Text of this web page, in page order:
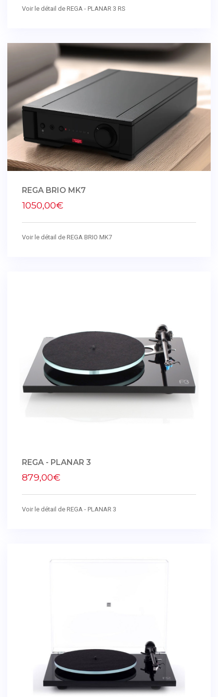
Voir le détail de REGA - PLANAR 3 RS
REGA BRIO MK7
1050,00€
Voir le détail de REGA BRIO MK7
REGA - PLANAR 3
879,00€
Voir le détail de REGA - PLANAR 3